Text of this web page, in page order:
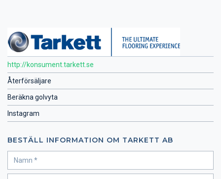
http://konsument.tarkett.se
Återförsäljare
Beräkna golvyta
Instagram
BESTÄLL INFORMATION OM TARKETT AB